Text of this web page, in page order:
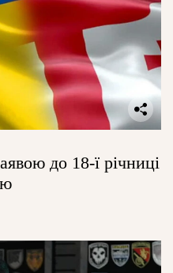
до 18-ї річниці